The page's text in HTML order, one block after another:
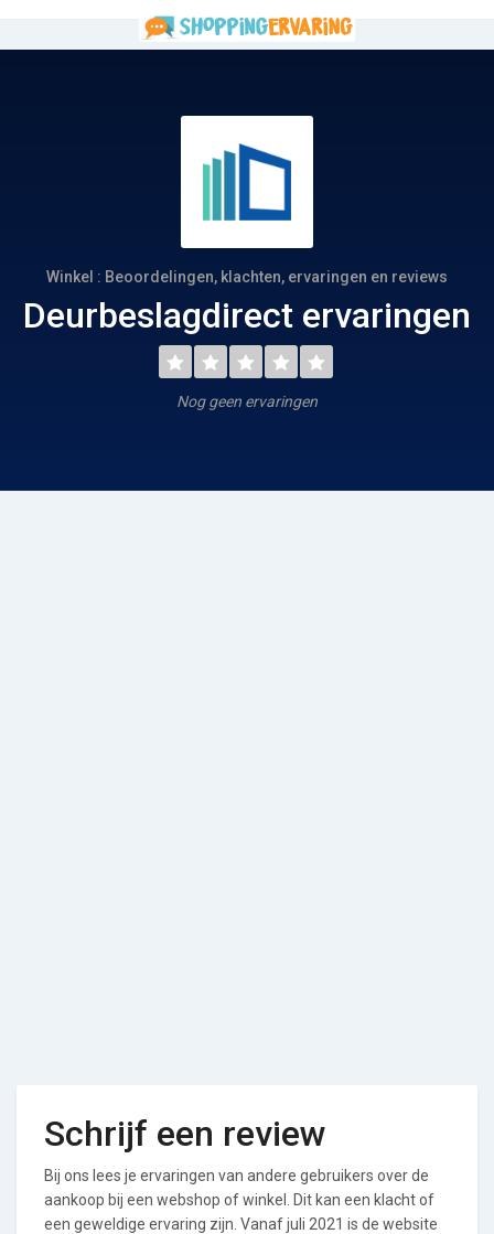
Winkel : Beoordelingen, klachten, ervaringen en reviews
Deurbeslagdirect ervaringen
Nog geen ervaringen
Schrijf een review
Bij ons lees je ervaringen van andere gebruikers over de
aankoop bij een webshop of winkel. Dit kan een klacht of
een geweldige ervaring zijn. Vanaf juli 2021 is de website